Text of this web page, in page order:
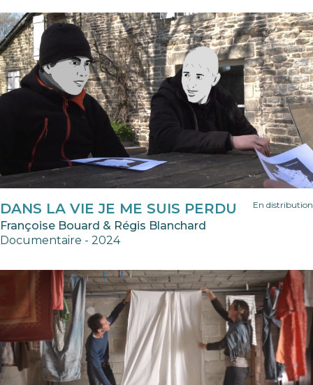
En distribution
DANS LA VIE JE ME SUIS PERDU
Françoise Bouard & Régis Blanchard
Documentaire - 2024